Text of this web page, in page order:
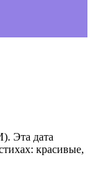
Эта дата
красивые,